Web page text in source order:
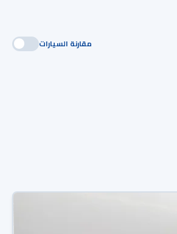
مقارنة السيارات